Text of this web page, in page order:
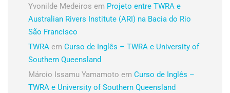
Yvonilde Medeiros em Projeto entre TWRA e
Australian Rivers Institute (ARI) na Bacia do Rio
São Francisco
TWRA em Curso de Inglês – TWRA e University of
Southern Queensland
Márcio Issamu Yamamoto em Curso de Inglês –
TWRA e University of Southern Queensland